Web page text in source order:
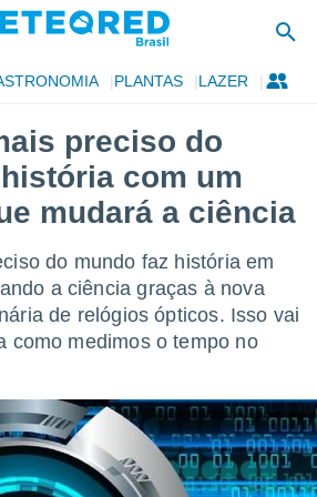
PLANTAS LAZER
preciso do
com um
mudará a ciência
do mundo faz história em
a ciência graças à nova
de relógios ópticos. Isso vai
como medimos o tempo no